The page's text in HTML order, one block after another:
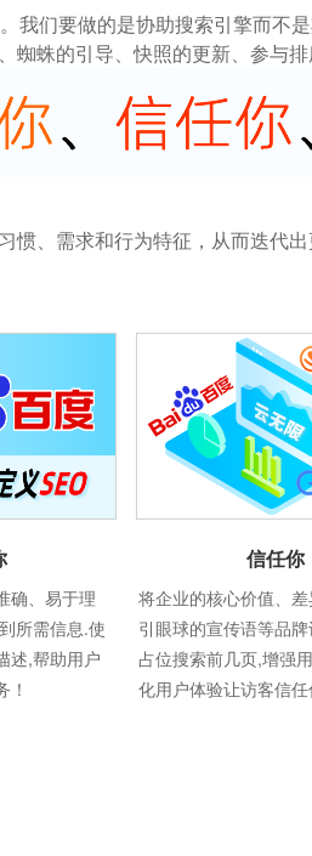
我们要做的是协助搜索引擎而不
蛛的引导、快照的更新、参与排
、需求和行为特征，从而迭代出
确、易于理
所需信息.使
述,帮助用户
！
信任你
将企业的核心价值、
引眼球的宣传语等品
占位搜索前几页,增强
化用户体验让访客信任